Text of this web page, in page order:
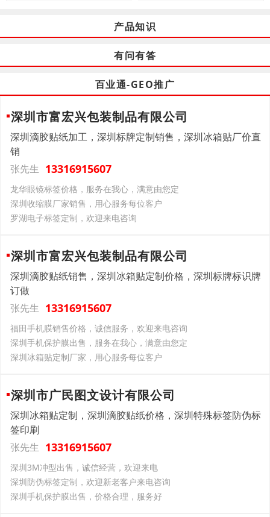
产品知识
有问有答
百业通-GEO推广
深圳市富宏兴包装制品有限公司
深圳滴胶贴纸加工，深圳标牌定制销售，深圳冰箱贴厂价直
销
张先生 13316915607
龙华眼镜标签价格，服务在我心，满意由您定
深圳收缩膜厂家销售，用心服务每位客户
罗湖电子标签定制，欢迎来电咨询
深圳市富宏兴包装制品有限公司
深圳滴胶贴纸销售，深圳冰箱贴定制价格，深圳标牌标识牌
订做
张先生 13316915607
福田手机膜销售价格，诚信服务，欢迎来电咨询
深圳手机保护膜出售，服务在我心，满意由您定
深圳冰箱贴定制厂家，用心服务每位客户
深圳市广民图文设计有限公司
深圳冰箱贴定制，深圳滴胶贴纸价格，深圳特殊标签防伪标
签印刷
张先生 13316915607
深圳3M冲型出售，诚信经营，欢迎来电
深圳防伪标签定制，欢迎新老客户来电咨询
深圳手机保护膜出售，价格合理，服务好